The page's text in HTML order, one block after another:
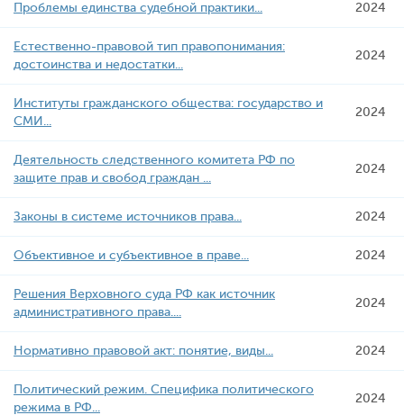
Проблемы единства судебной практики... 2024
Естественно-правовой тип правопонимания:
достоинства и недостатки...
2024
Институты гражданского общества: государство и
СМИ...
2024
Деятельность следственного комитета РФ по
защите прав и свобод граждан ...
2024
Законы в системе источников права... 2024
Объективное и субъективное в праве... 2024
Решения Верховного суда РФ как источник
административного права....
2024
Нормативно правовой акт: понятие, виды... 2024
Политический режим. Специфика политического
режима в РФ...
2024